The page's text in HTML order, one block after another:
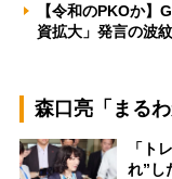
【令和のPKOか】
資拡大」発言の
森口亮「まる
「ト
れ”し